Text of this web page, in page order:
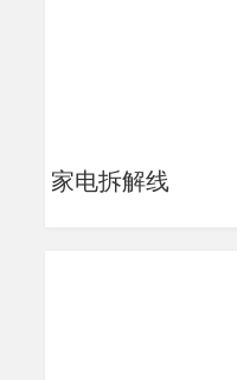
家电拆解线